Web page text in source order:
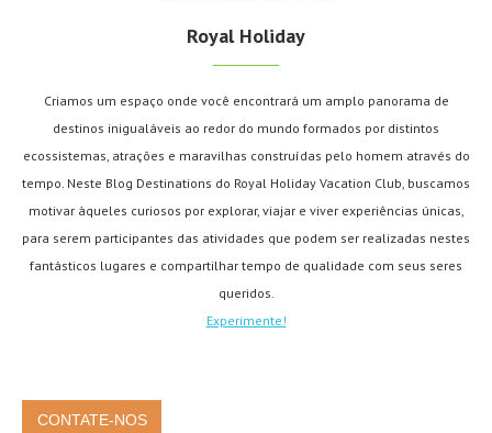
Royal Holiday
Criamos um espaço onde você encontrará um amplo panorama de
destinos inigualáveis ao redor do mundo formados por distintos
ecossistemas, atrações e maravilhas construídas pelo homem através do
tempo. Neste Blog Destinations do Royal Holiday Vacation Club, buscamos
motivar àqueles curiosos por explorar, viajar e viver experiências únicas,
para serem participantes das atividades que podem ser realizadas nestes
fantásticos lugares e compartilhar tempo de qualidade com seus seres
queridos.
Experimente!
CONTATE-NOS